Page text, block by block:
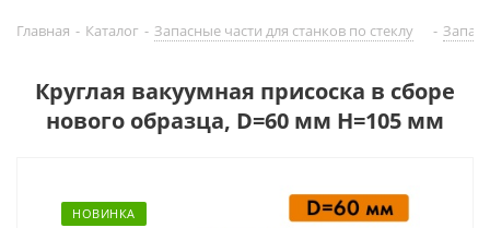
Главная - Каталог - Запасные части для cтaнков по стеклу -
Круглая вакуумная присоска в сборе
нового образца, D=60 мм H=105 мм
НОВИНКА